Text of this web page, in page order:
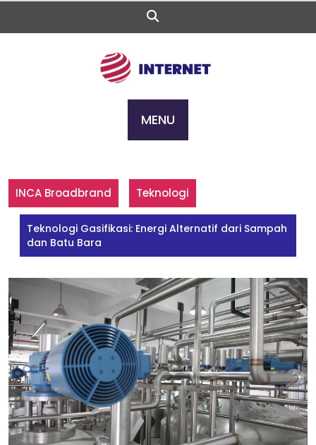
Skip
content
MENU
INCA Broadbrand Teknologi
Teknologi Gasifikasi: Energi Alternatif dari Sampah
dan Batu Bara